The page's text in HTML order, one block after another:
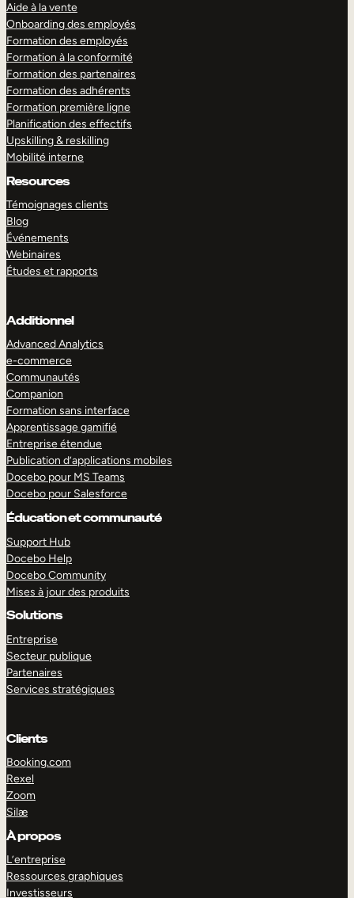
Aide à la vente
Onboarding des employés
Formation des employés
Formation à la conformité
Formation des partenaires
Formation des adhérents
Formation première ligne
Planification des effectifs
Upskilling & reskilling
Mobilité interne
Resources
Témoignages clients
Blog
Événements
Webinaires
Études et rapports
Additionnel
Advanced Analytics
e-commerce
Communautés
Companion
Formation sans interface
Apprentissage gamifié
Entreprise étendue
Publication d’applications mobiles
Docebo pour MS Teams
Docebo pour Salesforce
Éducation et communauté
Support Hub
Docebo Help
Docebo Community
Mises à jour des produits
Solutions
Entreprise
Secteur publique
Partenaires
Services stratégiques
Clients
Booking.com
Rexel
Zoom
Silæ
À propos
L’entreprise
Ressources graphiques
Investisseurs